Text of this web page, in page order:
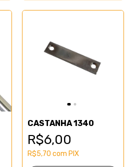
CASTANHA 1340
R$6,00
R$5,70 com PIX